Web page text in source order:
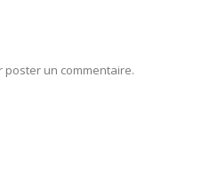
un commentaire.